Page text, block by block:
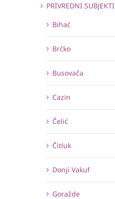
PRIVREDNI SUBJEKTI
Bihać
Brčko
Busovača
Cazin
Čelić
Čitluk
Donji Vakuf
Goražde